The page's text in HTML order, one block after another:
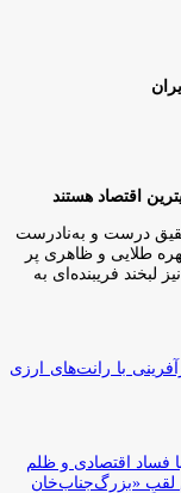
اقتصاد هستند
درست و به‌نادرست
طلایی و ظاهری پر
لبخند فریبنده‌ای به
با رانت‌های ارزی
فساد اقتصادی و ظلم
لقبِ «بزرگ‌جناب‌خان